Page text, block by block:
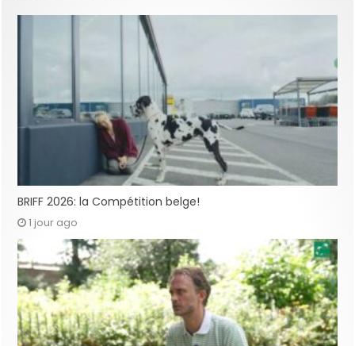
BRIFF 2026: la Compétition belge!
1 jour ago